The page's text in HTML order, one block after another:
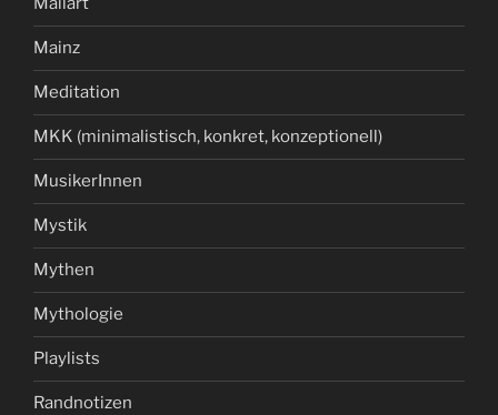
Mainz
Meditation
MKK (minimalistisch, konkret, konzeptionell)
MusikerInnen
Mystik
Mythen
Mythologie
Playlists
Randnotizen